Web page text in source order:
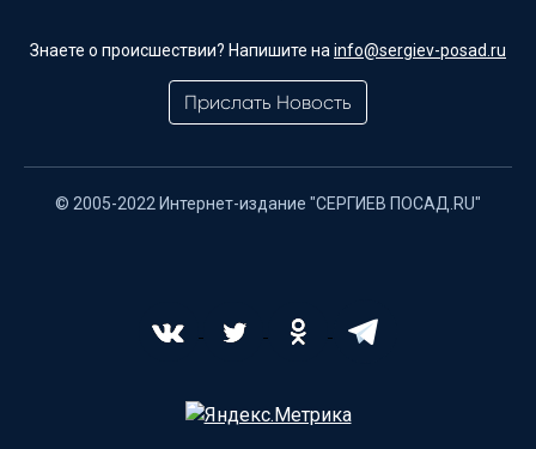
Знаете о происшествии? Напишите на info@sergiev-posad.ru
Прислать Новость
© 2005-2022 Интернет-издание "СЕРГИЕВ ПОСАД.RU"